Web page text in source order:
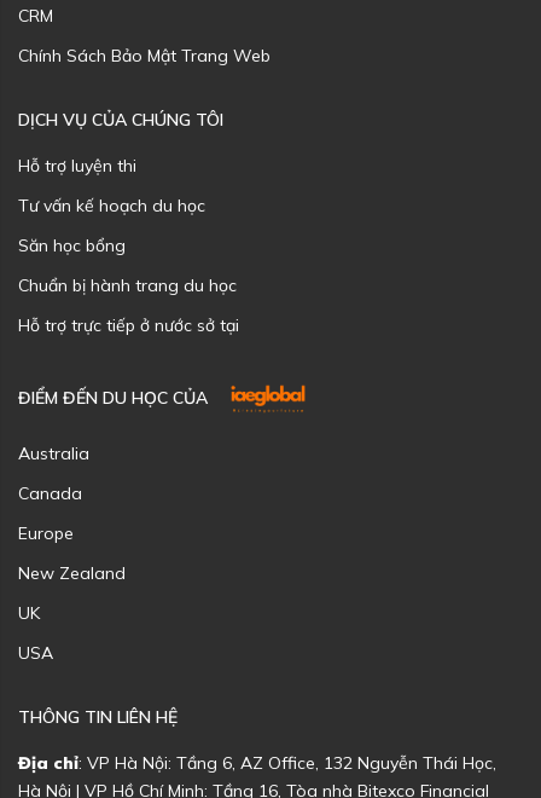
CRM
Chính Sách Bảo Mật Trang Web
DỊCH VỤ CỦA CHÚNG TÔI
Hỗ trợ luyện thi
Tư vấn kế hoạch du học
Săn học bổng
Chuẩn bị hành trang du học
Hỗ trợ trực tiếp ở nước sở tại
ĐIỂM ĐẾN DU HỌC CỦA
Australia
Canada
Europe
New Zealand
UK
USA
THÔNG TIN LIÊN HỆ
Địa chỉ: VP Hà Nội: Tầng 6, AZ Office, 132 Nguyễn Thái Học,
Hà Nội | VP Hồ Chí Minh: Tầng 16, Tòa nhà Bitexco Financial